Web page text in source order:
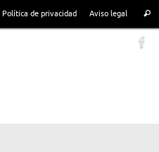
Política de privacidad Aviso legal